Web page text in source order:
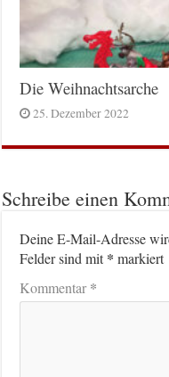
Die Weihnachtsarche
25. Dezember 2022
Schreibe einen
Deine E-Mail-Adresse
Felder sind mit* markiert
Kommentar*